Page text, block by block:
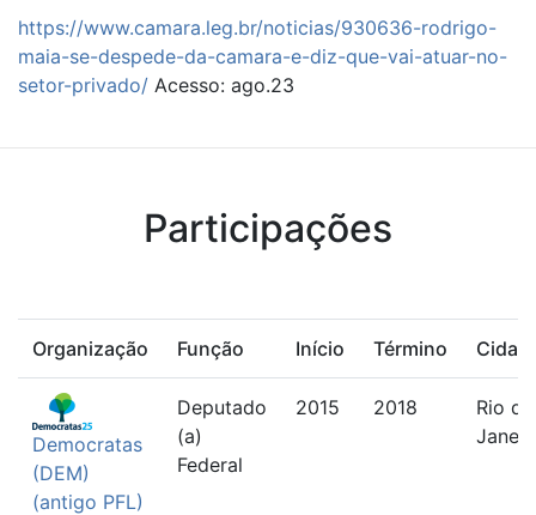
https://www.camara.leg.br/noticias/930636-rodrigo-
maia-se-despede-da-camara-e-diz-que-vai-atuar-no-
setor-privado/ Acesso: ago.23
Participações
Organização Função Início Término
Democratas
(DEM)
(antigo PFL)
Deputado
(a)
Federal
2015 2018
Rio de